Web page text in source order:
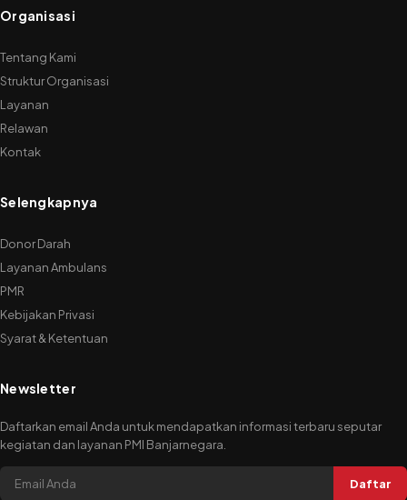
Organisasi
Tentang Kami
Struktur Organisasi
Layanan
Relawan
Kontak
Selengkapnya
Donor Darah
Layanan Ambulans
PMR
Kebijakan Privasi
Syarat & Ketentuan
Newsletter
Daftarkan email Anda untuk mendapatkan informasi terbaru seputar
kegiatan dan layanan PMI Banjarnegara.
Daftar